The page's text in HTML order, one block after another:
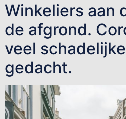
Winkeliers aan
de afgrond.
veel
gedacht.